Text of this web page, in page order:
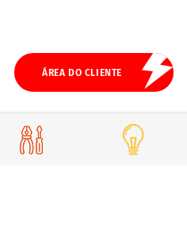
ÁREA DO CLIENTE